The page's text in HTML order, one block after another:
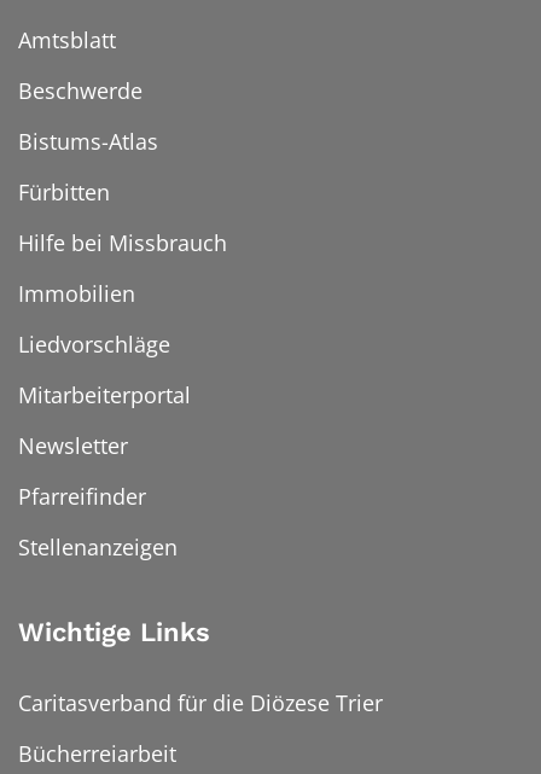
Amtsblatt
Beschwerde
Bistums-Atlas
Fürbitten
Hilfe bei Missbrauch
Immobilien
Liedvorschläge
Mitarbeiterportal
Newsletter
Pfarreifinder
Stellenanzeigen
Wichtige Links
Caritasverband für die Diözese Trier
Bücherreiarbeit